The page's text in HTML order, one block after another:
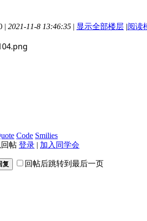
| 2021-11-8 13:46:35 | 显示全部楼层 |阅读
Code Smilies
帖 登录 | 加入同学会
复 回帖后跳转到最后一页